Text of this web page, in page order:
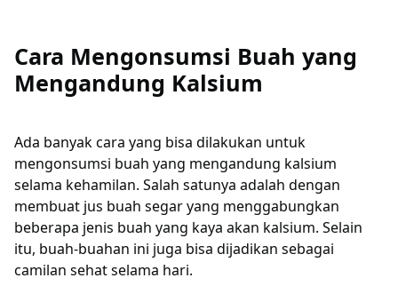
Cara Mengonsumsi Buah yang
Mengandung Kalsium
Ada banyak cara yang bisa dilakukan untuk
mengonsumsi buah yang mengandung kalsium
selama kehamilan. Salah satunya adalah dengan
membuat jus buah segar yang menggabungkan
beberapa jenis buah yang kaya akan kalsium. Selain
itu, buah-buahan ini juga bisa dijadikan sebagai
camilan sehat selama hari.